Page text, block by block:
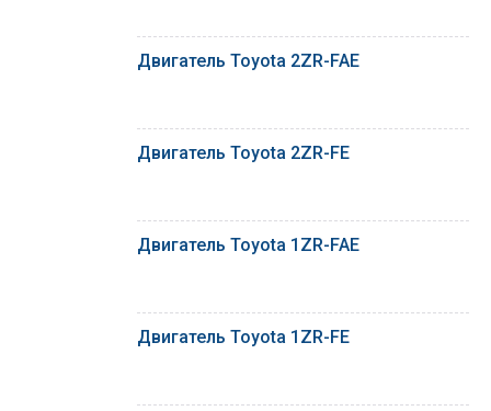
Двигатель Toyota 2ZR-FAE
Двигатель Toyota 2ZR-FE
Двигатель Toyota 1ZR-FAE
Двигатель Toyota 1ZR-FE